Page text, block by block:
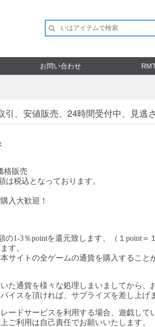
お問い合わせ
引、安値販売、24時間受付中、見逃
:
格販売
は税込となっております。
入大歓迎！
1-3％pointを還元致します、（１point＝
す。
サイトの全ゲームの通貨を購入すること
た通貨を様々な処理しまいましてから、
イスを頂ければ、サプライズを差し上げ
ードサービスを利用する場合、遊戯して
ご利用は自己責任でお願いいたします。